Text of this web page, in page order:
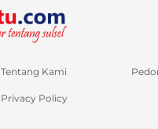
Tentang Kami
Privacy Policy